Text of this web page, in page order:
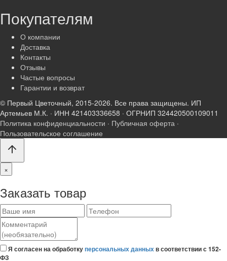
Покупателям
О компании
Доставка
Контакты
Отзывы
Частые вопросы
Гарантии и возврат
© Первый Цветочный, 2015-2026. Все права защищены. ИП
Артемьев М.К. · ИНН 421403336658 · ОГРНИП 324420500109011
Политика конфиденциальности · Публичная оферта ·
Пользовательское соглашение
×
Заказать товар
Ваше
имя
Телефон
Комментарий
(необязательно)
Я согласен на обработкуперсональных данныхв соответствии с 152-
ФЗ